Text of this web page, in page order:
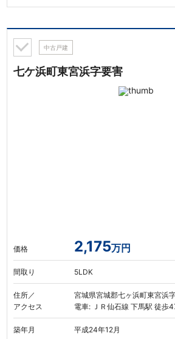
中古戸建
七ケ浜町東宮浜字要害
価格 2,175万円
間取り 5LDK
住所／
アクセス
宮城県宮城郡七ヶ浜町東宮浜
電車: ＪＲ仙石線 下馬駅 徒歩
築年月 平成24年12月